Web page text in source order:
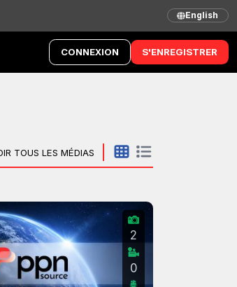
CONNEXION S'ENREGISTRER
English
TOUS LES MÉDIAS
2
0